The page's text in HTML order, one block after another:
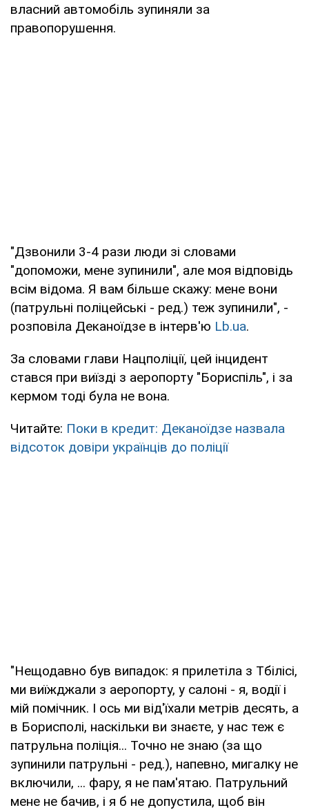
власний автомобіль зупиняли за
правопорушення.
"Дзвонили 3-4 рази люди зі словами
"допоможи, мене зупинили", але моя відповідь
всім відома. Я вам більше скажу: мене вони
(патрульні поліцейські - ред.) теж зупинили", -
розповіла Деканоїдзе в інтерв'ю Lb.ua.
За словами глави Нацполіції, цей інцидент
стався при виїзді з аеропорту "Бориспіль", і за
кермом тоді була не вона.
Читайте: Поки в кредит: Деканоїдзе назвала
відсоток довіри українців до поліції
"Нещодавно був випадок: я прилетіла з Тбілісі,
ми виїжджали з аеропорту, у салоні - я, водії і
мій помічник. І ось ми від'їхали метрів десять, а
в Борисполі, наскільки ви знаєте, у нас теж є
патрульна поліція... Точно не знаю (за що
зупинили патрульні - ред.), напевно, мигалку не
включили, ... фару, я не пам'ятаю. Патрульний
мене не бачив, і я б не допустила, щоб він